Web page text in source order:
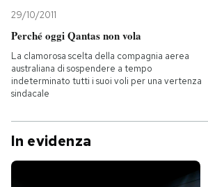
29/10/2011
Perché oggi Qantas non vola
La clamorosa scelta della compagnia aerea
australiana di sospendere a tempo
indeterminato tutti i suoi voli per una vertenza
sindacale
In evidenza